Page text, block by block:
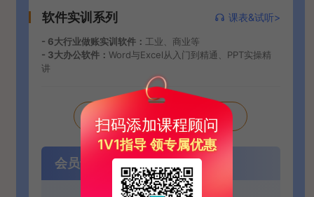
软件实训系列 课表&试听>
- 6大行业做账实训软件：工业、商业等
- 3大办公软件：Word与Excel从入门到精通、PPT实操精
讲
下载完整版课表
会员专属服务
扫码添加课程顾问
1V1指导 领专属优惠